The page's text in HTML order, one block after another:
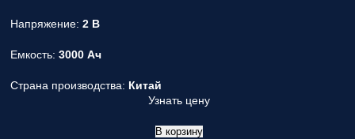
Напряжение: 2 В
Емкость: 3000 Ач
Страна производства: Китай
Узнать цену
В корзину